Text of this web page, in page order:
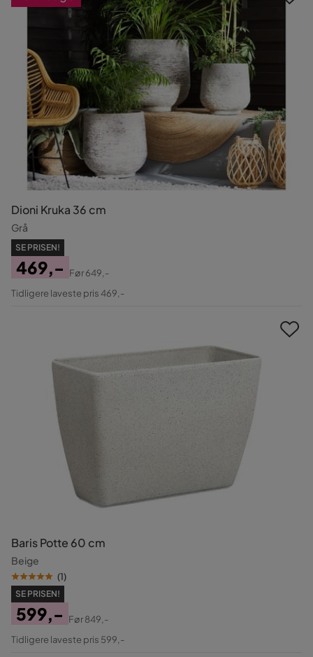
Dioni Kruka 36 cm
Grå
SE PRISEN!
Pris
469,-
Original
Før649,-
Tidligere laveste pris 469,-
Baris Potte 60 cm
Beige
(1)
SE PRISEN!
Pris
599,-
Original
Før849,-
Tidligere laveste pris 599,-